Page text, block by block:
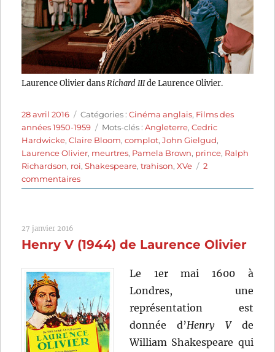
Laurence Olivier dansRichard IIIde Laurence Olivier.
Publié
le
28 avril 2016 Catégories
Catégories :Cinéma anglais, Films des
années 1950-1959
Étiquettes
Mots-clés :Angleterre,Cedric
Hardwicke,Claire Bloom,complot,John Gielgud,
Laurence Olivier, meurtres, Pamela Brown, prince, Ralph
Richardson, roi,Shakespeare,trahison,XVe
2
commentairessur
Richard
Laurence
27 janvier 2016
Henry V (1944) de Laurence Olivier
Le 1er mai 1600 à
Londres, une
représentation est
donnée d’Henry Vde
William Shakespeare qui